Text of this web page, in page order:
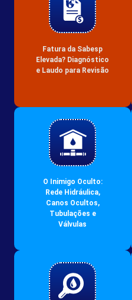
Fatura da Sabesp
Elevada? Diagnóstico
e Laudo para Revisão
O Inimigo Oculto:
Rede Hidráulica,
Canos Ocultos,
Tubulações e
Válvulas